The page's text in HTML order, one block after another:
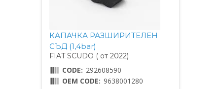
КАПАЧКА РАЗШИРИТЕЛЕН
СЪД (1,4bar)
FIAT SCUDO ( от 2022)
CODE: 292608590
OEM CODE: 9638001280